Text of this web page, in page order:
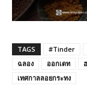
TAGS #Tinder
ฉลอง
ออกเดท
เทศกาลลอยกระทง